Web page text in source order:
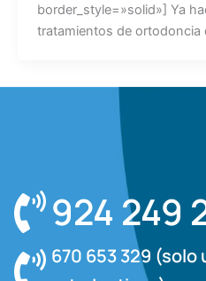
border_style=»solid»] Ya
tratamientos de ortodoncia
924 249
670 653 329 (solo